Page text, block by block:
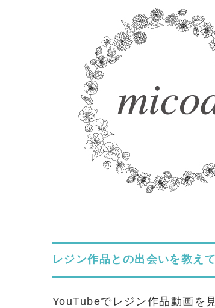
レジン作品との出会いを教え
YouTubeでレジン作品動画を